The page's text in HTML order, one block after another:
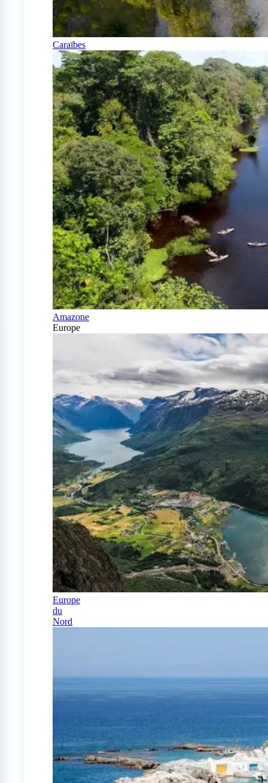
Caraïbes
Amazone
Europe
Europe
du
Nord